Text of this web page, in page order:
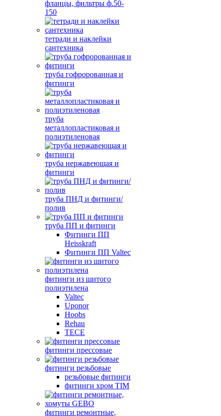
фланцы, фильтры ф.50-
150
тетради и наклейки
сантехника
труба гофророванная и
фитинги
труба
металлопластиковая и
полиэтиленовая
труба нержавеющая и
фитинги
труба ПНД и фитинги/
полив
труба ПП и фитинги
Фитинги ПП
Heisskraft
Фитинги ПП Valtec
фитинги из шитого
полиэтилена
Valtec
Uponor
Hoobs
Rehau
TECE
фитинги прессовые
фитинги резьбовые
резьбовые фитинги
фитинги хром TIM
фитинги ремонтные,